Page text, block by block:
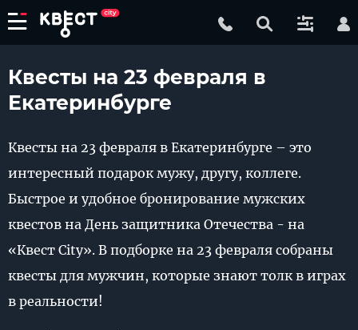
Квесты на 23 февраля в
Екатеринбурге
Квесты на 23 февраля в Екатеринбурге – это
интересный подарок мужу, другу, коллеге.
Быстрое и удобное бронирование мужских
квестов на День защитника Отечества - на
«Квест City». В подборке на 23 февраля собраны
квесты для мужчин, которые знают толк в играх
в реальности!